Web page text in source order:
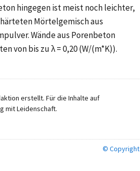
hingegen ist meist noch leichter,
Mörtelgemisch aus
Wände aus Porenbeton
von bis zu λ = 0,20 (W/(m*K)).
erstellt. Für die Inhalte auf
mit Leidenschaft.
© Copyright